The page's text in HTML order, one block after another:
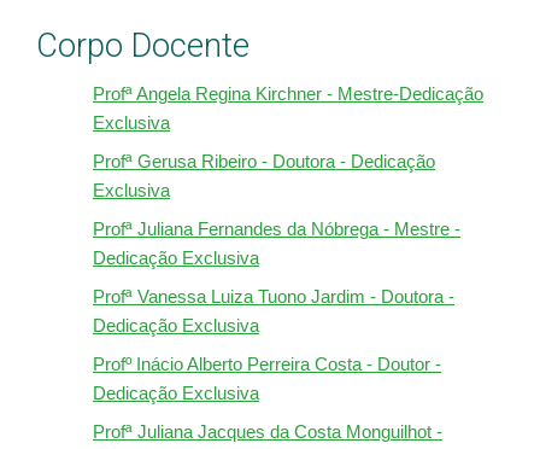
Corpo Docente
Profª Angela Regina Kirchner - Mestre-Dedicação
Exclusiva
Profª Gerusa Ribeiro - Doutora - Dedicação
Exclusiva
Profª Juliana Fernandes da Nóbrega - Mestre -
Dedicação Exclusiva
Profª Vanessa Luiza Tuono Jardim - Doutora -
Dedicação Exclusiva
Profº Inácio Alberto Perreira Costa - Doutor -
Dedicação Exclusiva
Profª Juliana Jacques da Costa Monguilhot -